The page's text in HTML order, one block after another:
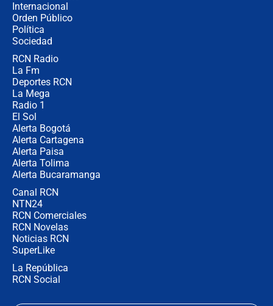
Internacional
Orden Público
Política
Sociedad
RCN Radio
La Fm
Deportes RCN
La Mega
Radio 1
El Sol
Alerta Bogotá
Alerta Cartagena
Alerta Paisa
Alerta Tolima
Alerta Bucaramanga
Canal RCN
NTN24
RCN Comerciales
RCN Novelas
Noticias RCN
SuperLike
La República
RCN Social